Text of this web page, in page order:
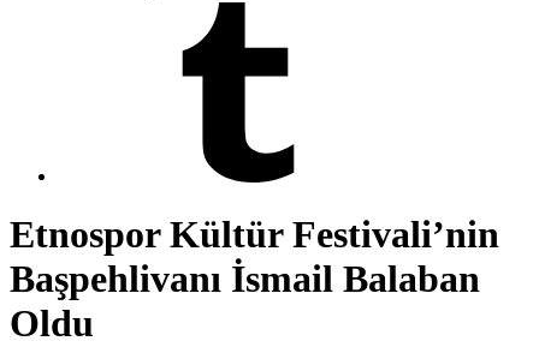
Etnospor Kültür Festivali’nin
Başpehlivanı İsmail Balaban
Oldu